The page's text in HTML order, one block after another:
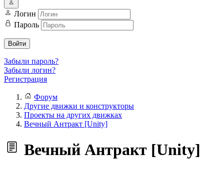
Логин
Пароль
Войти
Забыли пароль?
Забыли логин?
Регистрация
Форум
Другие движки и конструкторы
Проекты на других движках
Вечный Антракт [Unity]
Вечный Антракт [Unity]